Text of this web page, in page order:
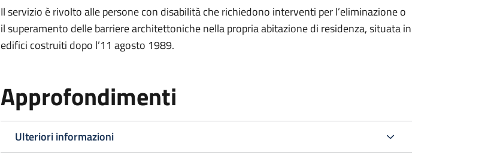
Il servizio è rivolto alle persone con disabilità che richiedono interventi per l’eliminazione o
il superamento delle barriere architettoniche nella propria abitazione di residenza, situata in
edifici costruiti dopo l’11 agosto 1989.
Approfondimenti
Ulteriori informazioni